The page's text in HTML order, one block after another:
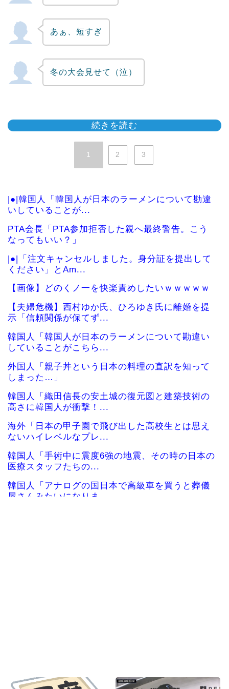
あぁ、短すぎ
冬の大会見せて（泣）
続きを読む
1 2 3
|●|韓国人「韓国人が日本のラーメンについて勘違
いしていることが...
PTA会長「PTA参加拒否した親へ最終警告。こう
なってもいい？」
|●|「注文キャンセルしました。身分証を提出して
ください」とAm...
【画像】どのくノ一を快楽責めしたいｗｗｗｗｗ
【夫婦危機】西村ゆか氏、ひろゆき氏に離婚を提
示「信頼関係が保てず...
韓国人「韓国人が日本のラーメンについて勘違い
していることがこちら...
外国人「親子丼という日本の料理の直訳を知って
しまった…」
韓国人「織田信長の安土城の復元図と建築技術の
高さに韓国人が衝撃！...
海外「日本の甲子園で飛び出した高校生とは思え
ないハイレベルなプレ...
韓国人「手術中に震度6強の地震、その時の日本の
医療スタッフたちの...
韓国人「アナログの国日本で高級車を買うと葬儀
屋さんみたいになりま...
Powered by livedoor 相互RSS